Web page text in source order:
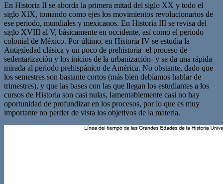
En Historia II se aborda la primera mitad del siglo XX y todo el
siglo XIX, tomando como ejes los movimientos revolucionarios de
ese periodo, mundiales y mexicanos. En Historia III se revisa del
siglo XVIII al V, básicamente en occidente, así como el periodo
colonial de México. Por último, en Historia IV se estudia la
Antigüedad clásica y un poco de prehistoria -el proceso de
sedentarización y los inicios de la urbanización- y se da una rápida
mirada al periodo prehispánico de América. No obstante, dado que
los semestres son bastante cortos (más bien debíamos hablar de
trimestres), y que las bases con las que llegan los estudiantes a los
cursos de Historia son casi nulas, lamentablemente casi no hay
oportunidad de profundizar en los procesos, por lo que es muy
importante no perder de vista los objetivos de la materia.